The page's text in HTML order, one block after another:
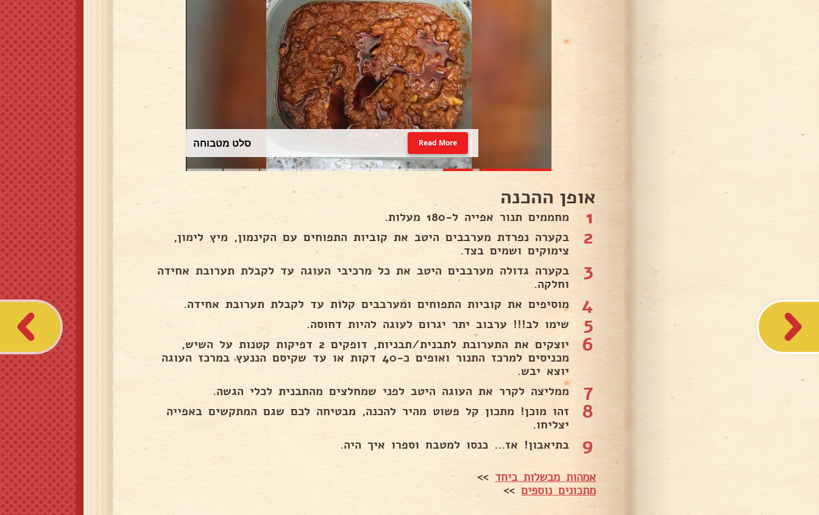
עוגת שוקולד Read More
אופן ההכנה
1 מחממים תנור אפייה ל-180 מעלות.
2
בקערה נפרדת מערבבים היטב את קוביות התפוחים עם הקינמון, מיץ לימון,
צימוקים ושמים בצד.
3
בקערה גדולה מערבבים היטב את כל מרכיבי העוגה עד לקבלת תערובת אחידה
וחלקה.
4 מוסיפים את קוביות התפוחים ומערבבים קלות עד לקבלת תערובת אחידה.
5 שימו לב!!! ערבוב יתר יגרום לעוגה להיות דחוסה.
6
יוצקים את התערובת לתבנית/תבניות, דופקים 2 דפיקות קטנות על השיש,
מכניסים למרכז התנור ואופים כ-40 דקות או עד שקיסם הננעץ במרכז העוגה
יוצא יבש.
7 ממליצה לקרר את העוגה היטב לפני שמחלצים מהתבנית לכלי הגשה.
8
זהו מוכן! מתכון קל פשוט מהיר להכנה, מבטיחה לכם שגם המתקשים באפייה
יצליחו.
9 בתיאבון! אז... כנסו למטבח וספרו איך היה.
אמהות מבשלות ביחד >>
מתכונים נוספים>>